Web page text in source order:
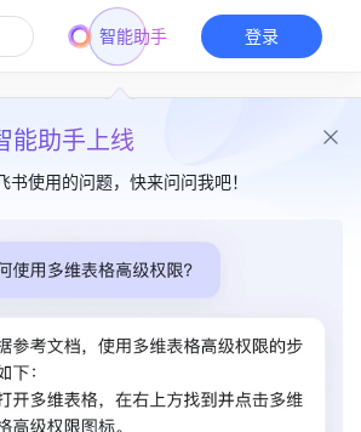
智能助手
能助手上线
书使用的问题，快来问问我吧！
登录
录
操作流程
群名片